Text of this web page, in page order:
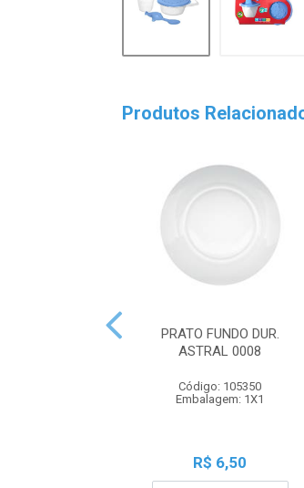
Produtos
PRATO FUNDO DUR.
ASTRAL 0008
Código: 105350
Embalagem: 1X1
R$ 6,50